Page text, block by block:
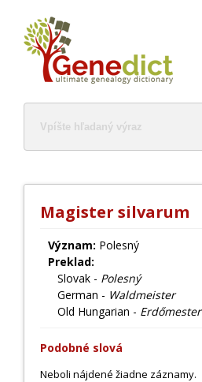
Magister silvarum
Význam: Polesný
Preklad:
Slovak - Polesný
German - Waldmeister
Old Hungarian - Erdőmester
Podobné slová
Neboli nájdené žiadne záznamy.